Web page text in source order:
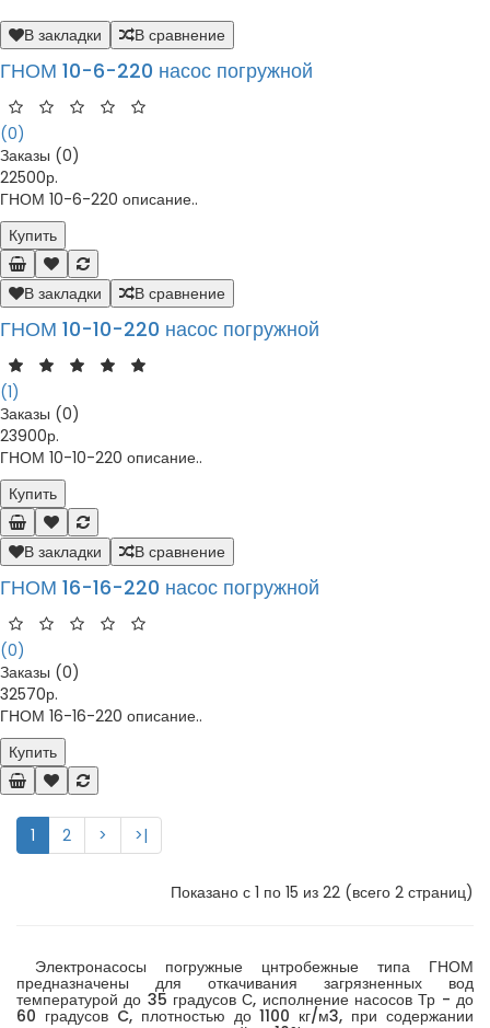
В закладки В сравнение
ГНОМ 10-6-220 насос погружной
(0)
Заказы (0)
22500р.
ГНОМ 10-6-220 описание..
Купить
В закладки В сравнение
ГНОМ 10-10-220 насос погружной
(1)
Заказы (0)
23900р.
ГНОМ 10-10-220 описание..
Купить
В закладки В сравнение
ГНОМ 16-16-220 насос погружной
(0)
Заказы (0)
32570р.
ГНОМ 16-16-220 описание..
Купить
1 2 > >|
Показано с 1 по 15 из 22 (всего 2 страниц)
Электронасосы погружные цнтробежные типа ГНОМ
предназначены для откачивания загрязненных вод
температурой до 35 градусов С, исполнение насосов Тр - до
60 градусов C, плотностью до 1100 кг/м3, при содержании